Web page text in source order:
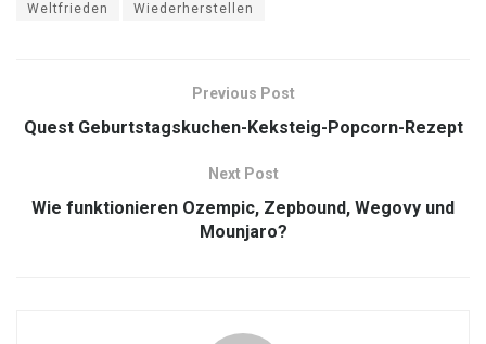
Weltfrieden Wiederherstellen
Previous Post
Quest Geburtstagskuchen-Keksteig-Popcorn-Rezept
Next Post
Wie funktionieren Ozempic, Zepbound, Wegovy und
Mounjaro?